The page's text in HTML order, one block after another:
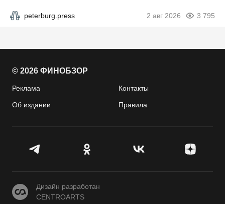
peterburg.press 2 авг 2026 3 795
© 2026 ФИНОБЗОР
Реклама Контакты
Об издании Правила
CENTROARTS